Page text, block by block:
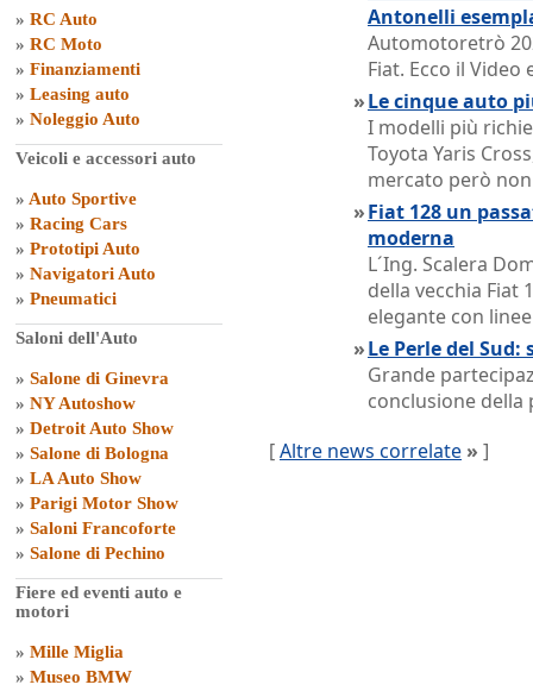
» RC Auto
» RC Moto
» Finanziamenti
» Leasing auto
» Noleggio Auto
Veicoli e accessori auto
» Auto Sportive
» Racing Cars
» Prototipi Auto
» Navigatori Auto
» Pneumatici
Saloni dell'Auto
» Salone di Ginevra
» NY Autoshow
» Detroit Auto Show
» Salone di Bologna
» LA Auto Show
» Parigi Motor Show
» Saloni Francoforte
» Salone di Pechino
Fiere ed eventi auto e
motori
» Mille Miglia
» Museo BMW
Antonelli
Automotoretrò
Fiat. Ecco il
»Le cinque auto
I modelli più
Toyota Yaris
mercato però
»Fiat 128 un
moderna
L´Ing. Scalera
della vecchia Fiat
elegante con
»Le Perle del
Grande
conclusione della
[Altre news correlate » ]